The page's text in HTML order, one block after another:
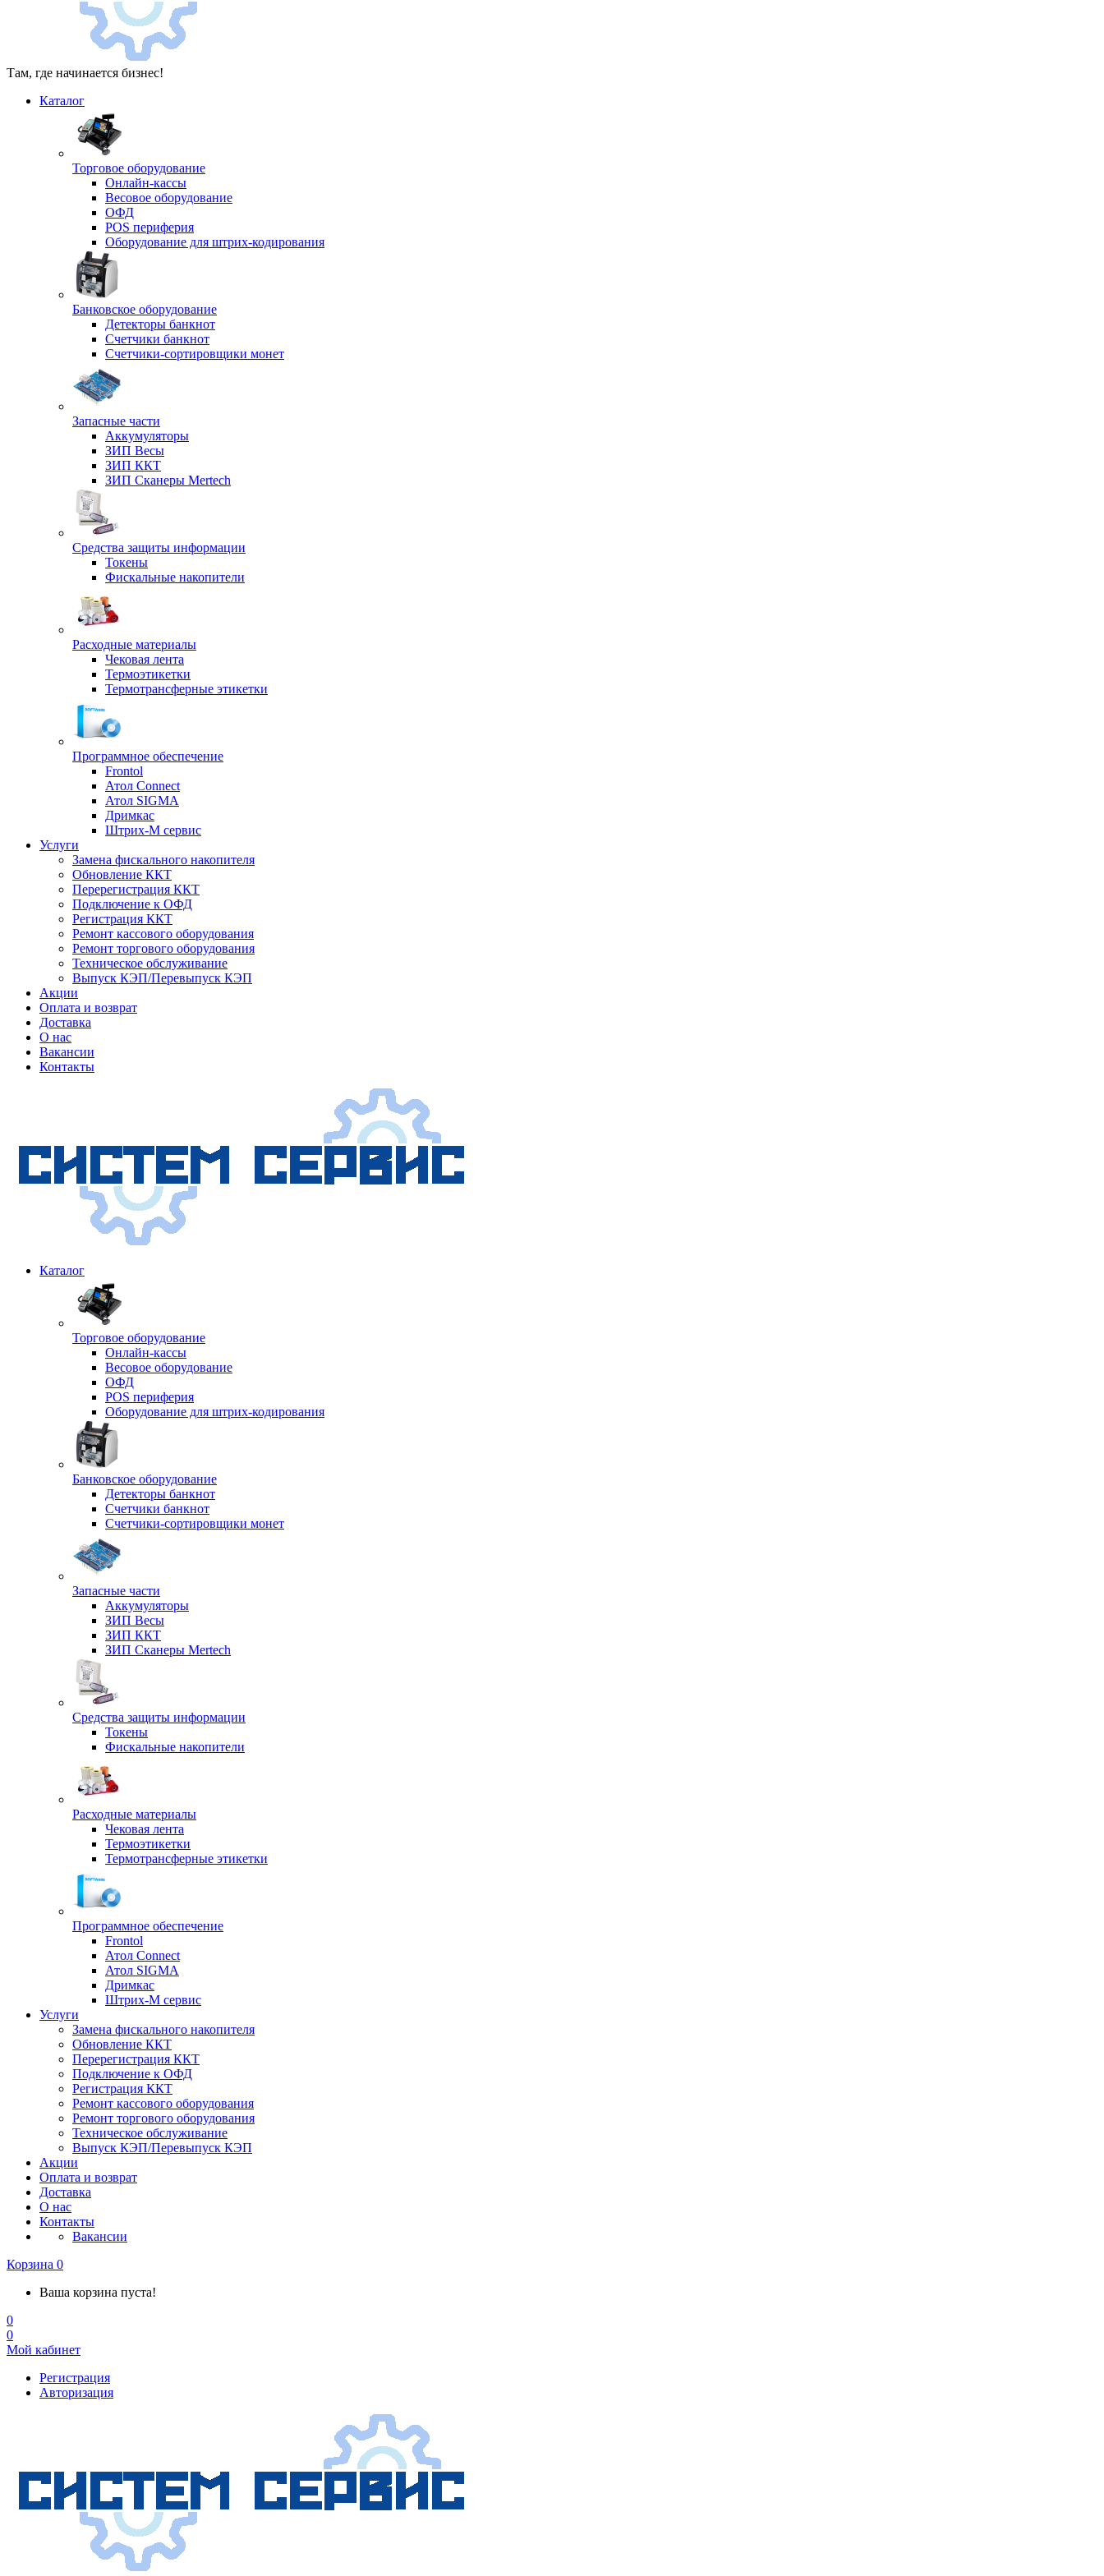
Там, где начинается бизнес!
Каталог
Торговое оборудование
Онлайн-кассы
Весовое оборудование
ОФД
POS периферия
Оборудование для штрих-кодирования
Банковское оборудование
Детекторы банкнот
Счетчики банкнот
Счетчики-сортировщики монет
Запасные части
Аккумуляторы
ЗИП Весы
ЗИП ККТ
ЗИП Сканеры Mertech
Средства защиты информации
Токены
Фискальные накопители
Расходные материалы
Чековая лента
Термоэтикетки
Термотрансферные этикетки
Программное обеспечение
Frontol
Атол Connect
Атол SIGMA
Дримкас
Штрих-М сервис
Услуги
Замена фискального накопителя
Обновление ККТ
Перерегистрация ККТ
Подключение к ОФД
Регистрация ККТ
Ремонт кассового оборудования
Ремонт торгового оборудования
Техническое обслуживание
Выпуск КЭП/Перевыпуск КЭП
Акции
Оплата и возврат
Доставка
О нас
Вакансии
Контакты
Каталог
Торговое оборудование
Онлайн-кассы
Весовое оборудование
ОФД
POS периферия
Оборудование для штрих-кодирования
Банковское оборудование
Детекторы банкнот
Счетчики банкнот
Счетчики-сортировщики монет
Запасные части
Аккумуляторы
ЗИП Весы
ЗИП ККТ
ЗИП Сканеры Mertech
Средства защиты информации
Токены
Фискальные накопители
Расходные материалы
Чековая лента
Термоэтикетки
Термотрансферные этикетки
Программное обеспечение
Frontol
Атол Connect
Атол SIGMA
Дримкас
Штрих-М сервис
Услуги
Замена фискального накопителя
Обновление ККТ
Перерегистрация ККТ
Подключение к ОФД
Регистрация ККТ
Ремонт кассового оборудования
Ремонт торгового оборудования
Техническое обслуживание
Выпуск КЭП/Перевыпуск КЭП
Акции
Оплата и возврат
Доставка
О нас
Контакты
Вакансии
Корзина 0
Ваша корзина пуста!
0
0
Мой кабинет
Регистрация
Авторизация